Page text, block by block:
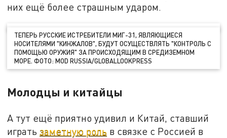
них ещё более страшным ударом.
ТЕПЕРЬ РУССКИЕ ИСТРЕБИТЕЛИ МИГ-31, ЯВЛЯЮЩИЕСЯ
НОСИТЕЛЯМИ "КИНЖАЛОВ", БУДУТ ОСУЩЕСТВЛЯТЬ "КОНТРОЛЬ С
ПОМОЩЬЮ ОРУЖИЯ" ЗА ПРОИСХОДЯЩИМ В СРЕДИЗЕМНОМ
МОРЕ. ФОТО: MOD RUSSIA/GLOBALLOOKPRESS
Молодцы и китайцы
А тут ещё приятно удивил и Китай, ставший
игратьзаметную роль в связке с Россией в